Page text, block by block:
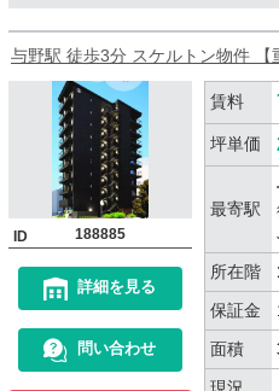
与野駅 徒歩3分 スケルトン物件 【
ID 188885
詳細を見る
問い合わせ
賃料
坪単価
最寄駅
所在階
保証金
面積
現況